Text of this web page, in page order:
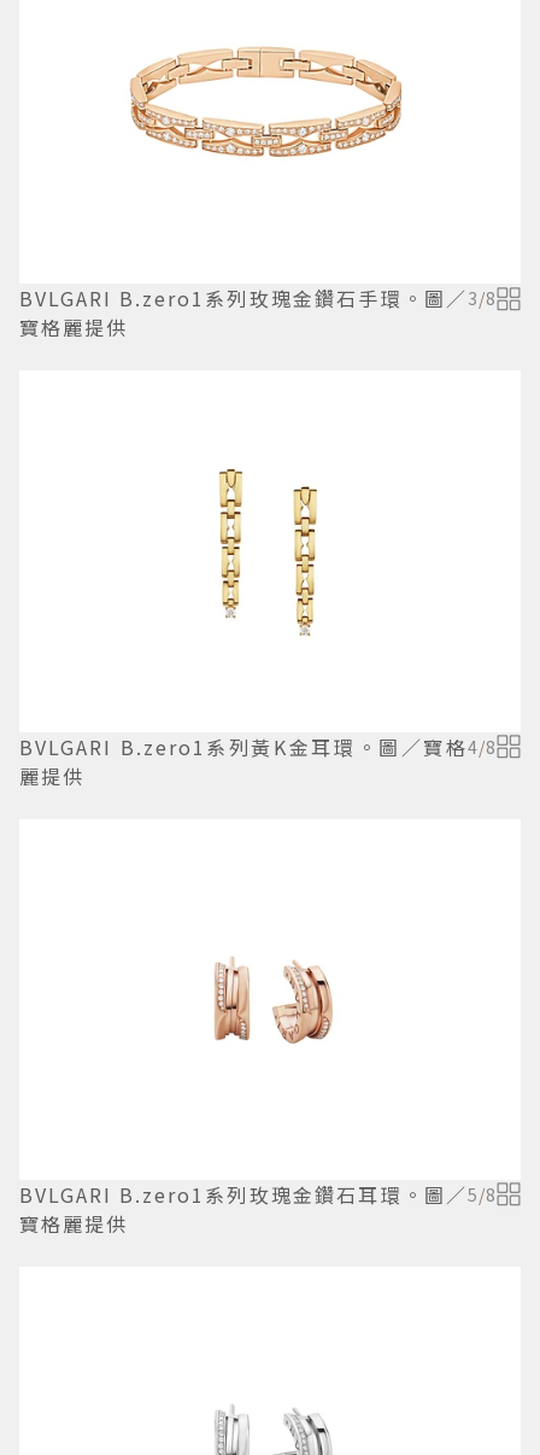
BVLGARI B.zero1系列玫瑰金鑽石手環。圖／
寶格麗提供
3/8
BVLGARI B.zero1系列黃K金耳環。圖／寶格
麗提供
4/8
BVLGARI B.zero1系列玫瑰金鑽石耳環。圖／
寶格麗提供
5/8